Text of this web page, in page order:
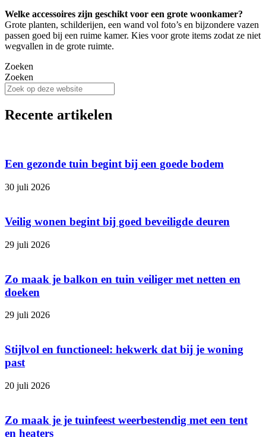
Welke accessoires zijn geschikt voor een grote woonkamer?
Grote planten, schilderijen, een wand vol foto’s en bijzondere vazen
passen goed bij een ruime kamer. Kies voor grote items zodat ze niet
wegvallen in de grote ruimte.
Zoeken
Zoeken
Recente artikelen
Een gezonde tuin begint bij een goede bodem
30 juli 2026
Veilig wonen begint bij goed beveiligde deuren
29 juli 2026
Zo maak je balkon en tuin veiliger met netten en
doeken
29 juli 2026
Stijlvol en functioneel: hekwerk dat bij je woning
past
20 juli 2026
Zo maak je je tuinfeest weerbestendig met een tent
en heaters